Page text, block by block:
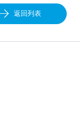
返回列表